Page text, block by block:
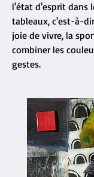
l'état d'esprit dans
tableaux, c'est-à-
joie de vivre, la
combiner les
gestes.